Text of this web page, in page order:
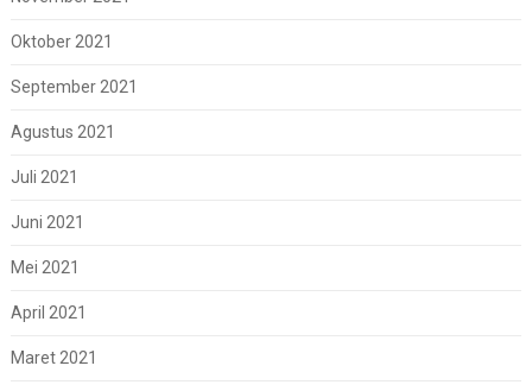
Oktober 2021
September 2021
Agustus 2021
Juli 2021
Juni 2021
Mei 2021
April 2021
Maret 2021